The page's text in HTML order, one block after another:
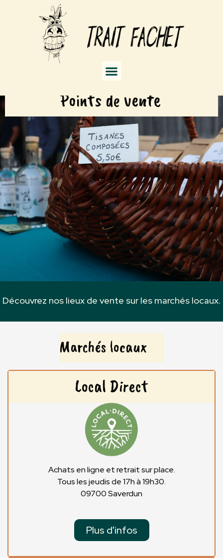
Points de vente
Découvrez nos lieux de vente sur les marchés locaux.
Marchés locaux
Local Direct
Achats en ligne et retrait sur place.
Tous les jeudis de 17h à 19h30.
09700 Saverdun
Plus d'infos